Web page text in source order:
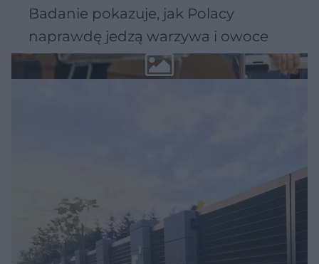
Badanie pokazuje, jak Polacy
naprawdę jedzą warzywa i owoce